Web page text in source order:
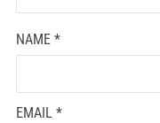
NAME *
EMAIL *